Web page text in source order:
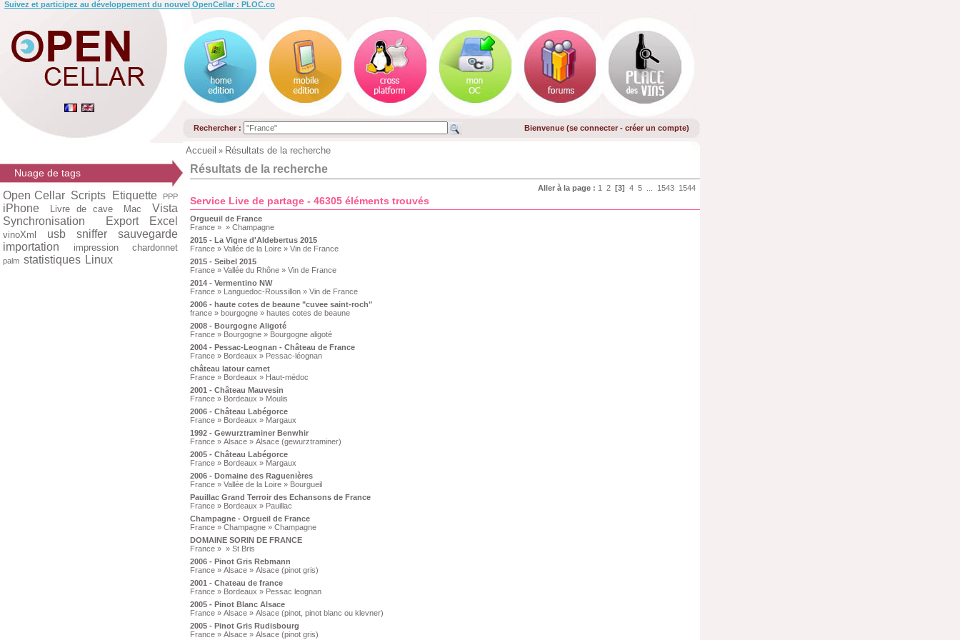
Suivez et participez au développement du nouvel OpenCellar : PLOC.co
Rechercher : Bienvenue (se connecter - créer un compte)
Accueil » Résultats de la recherche
Nuage de tags
Open Cellar Scripts Etiquette PPP
iPhone Livre de cave Mac
Vista
Synchronisation
Export Excel
vinoXml usb sniffer
sauvegarde
importation
impression chardonnet
palm statistiques Linux
Résultats de la recherche
Aller à la page : 1 2 [3] 4 5 1543 1544
Service Live de partage - 46305 éléments trouvés
Orgueuil de France
France » » Champagne
2015 - La Vigne d'Aldebertus 2015
France » Vallée de la Loire » Vin de France
2015 - Seibel 2015
France » Vallée du Rhône » Vin de France
2014 - Vermentino NW
France » Languedoc-Roussillon » Vin de France
2006 - haute cotes de beaune "cuvee saint-roch"
france » bourgogne » hautes cotes de beaune
2008 - Bourgogne Aligoté
France » Bourgogne » Bourgogne aligoté
2004 - Pessac-Leognan - Château de France
France » Bordeaux » Pessac-léognan
château latour carnet
France » Bordeaux » Haut-médoc
2001 - Château Mauvesin
France » Bordeaux » Moulis
2006 - Château Labégorce
France » Bordeaux » Margaux
1992 - Gewurztraminer Benwhir
France » Alsace » Alsace (gewurztraminer)
2005 - Château Labégorce
France » Bordeaux » Margaux
2006 - Domaine des Raguenières
France » Vallée de la Loire » Bourgueil
Pauillac Grand Terroir des Echansons de France
France » Bordeaux » Pauillac
Champagne - Orgueil de France
France » Champagne » Champagne
DOMAINE SORIN DE FRANCE
France » » St Bris
2006 - Pinot Gris Rebmann
France » Alsace » Alsace (pinot gris)
2001 - Chateau de france
France » Bordeaux » Pessac leognan
2005 - Pinot Blanc Alsace
France » Alsace » Alsace (pinot, pinot blanc ou klevner)
2005 - Pinot Gris Rudisbourg
France » Alsace » Alsace (pinot gris)